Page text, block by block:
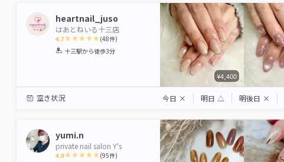
heartnail_juso
はあとねいる十三店
4.7
1 2 3 4 5
(48件)
十三駅から徒歩3分
¥4,400
空き状況 今日 × 明日 △ 明後日 ×
yumi.n
private nail salon Y's
4.9 (95件)